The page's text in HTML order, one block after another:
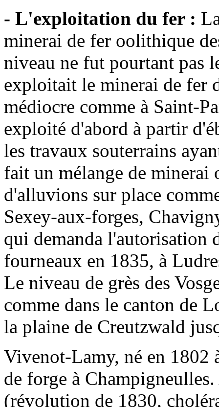
- L'exploitation du fer :
minerai de fer oolithique
niveau ne fut pourtant pas
exploitait le minerai de fer
médiocre comme à Saint-
exploité d'abord à partir
les travaux souterrains
fait un mélange de
d'alluvions sur place
Sexey-aux-forges,
qui demanda l'autorisation
fourneaux en 1835, à
Le niveau de grès des
comme dans le canton de
la plaine de Creutzwald
Vivenot-Lamy, né en
de forge à
(révolution de 1830,